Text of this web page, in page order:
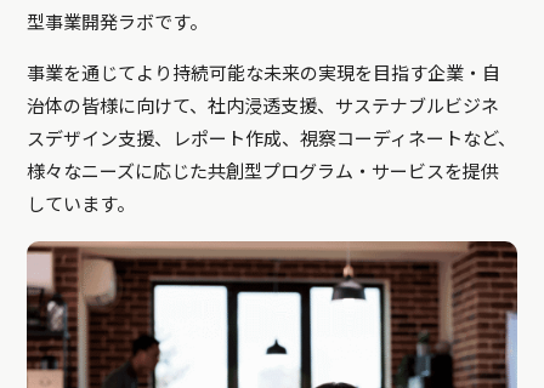
型事業開発ラボです。
事業を通じてより持続可能な未来の実現を目指す企業・自
治体の皆様に向けて、社内浸透支援、サステナブルビジネ
スデザイン支援、レポート作成、視察コーディネートなど、
様々なニーズに応じた共創型プログラム・サービスを提供
しています。